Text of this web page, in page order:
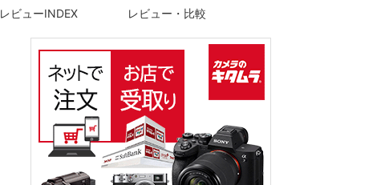
レビューINDEX レビュー・比較